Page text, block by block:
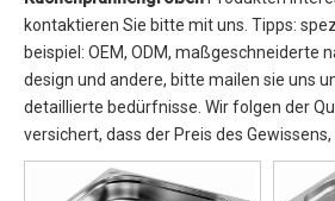
kontaktieren Sie bitte mit uns. Tipps:
beispiel: OEM, ODM, maßgeschneiderte
design und andere, bitte mailen sie uns
detaillierte bedürfnisse. Wir folgen der
versichert, dass der Preis des